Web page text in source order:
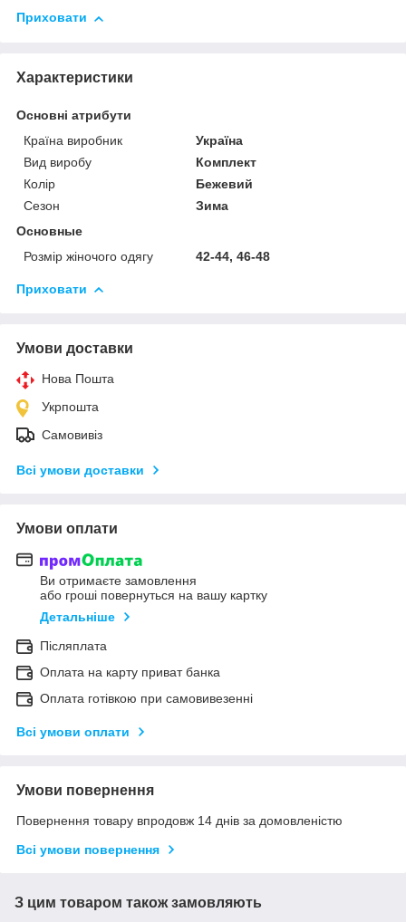
Приховати
Характеристики
Основні атрибути
Країна виробник
Україна
Вид виробу
Комплект
Колір
Бежевий
Сезон
Зима
Основные
Розмір жіночого одягу
42-44, 46-48
Приховати
Умови доставки
Нова Пошта
Укрпошта
Самовивіз
Всі умови доставки
Умови оплати
Ви отримаєте замовлення
або гроші повернуться на вашу картку
Детальніше
Післяплата
Оплата на карту приват банка
Оплата готівкою при самовивезенні
Всі умови оплати
Умови повернення
Повернення товару впродовж 14 днів за домовленістю
Всі умови повернення
З цим товаром також замовляють